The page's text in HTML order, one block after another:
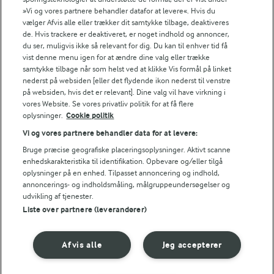
1054 kJ / 252 kcal
Energifordeling
ENERGI PR 100 G
Fiber:
1,1 g
Protein:
11,4 g
Fedt:
17,1 g
Kulhydrat:
13,4 g
Er du mere til en klassisk torskerognssalat, finder
du opskriften her.
»Vi og vores partnere behandler datafor at levere«. Hvis du
vælger Afvis alle eller trækker dit samtykke tilbage, deaktiveres
de. Hvis trackere er deaktiveret, er noget indhold og annoncer,
du ser, muligvis ikke så relevant for dig. Du kan til enhver tid få
vist denne menu igen for at ændre dine valg eller trække
samtykke tilbage når som helst ved at klikke Vis formål på linket
nederst på websiden [eller det flydende ikon nederst til venstre
på websiden, hvis det er relevant]. Dine valg vil have virkning i
vores Website. Se vores privatliv politik for at få flere
oplysninger. Cookie politik
Vi og vores partnere behandler data for at levere:
Bruge præcise geografiske placeringsoplysninger. Aktivt scanne
enhedskarakteristika til identifikation. Opbevare og/eller tilgå
oplysninger på en enhed. Tilpasset annoncering og indhold,
annoncerings- og indholdsmåling, målgruppeundersøgelser og
udvikling af tjenester.
Liste over partnere (leverandører)
Jeg accepterer
Afvis alle